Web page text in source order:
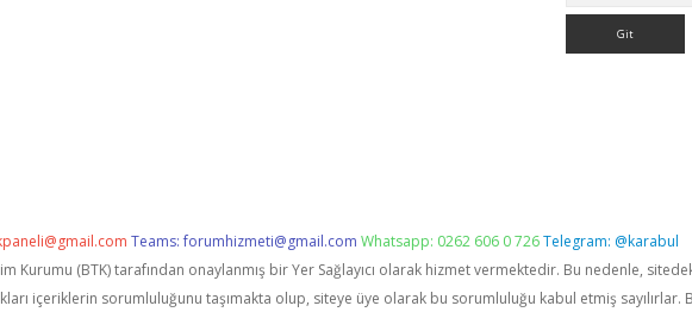
Teams:forumhizmeti@gmail.com Whatsapp: 0262 606 0 726Telegram: @karabul
Kurumu (BTK) tarafından onaylanmış bir Yer Sağlayıcı olarak hizmet vermektedir. Bu nedenle,
içeriklerin sorumluluğunu taşımakta olup, siteye üye olarak bu sorumluluğu kabul etmiş